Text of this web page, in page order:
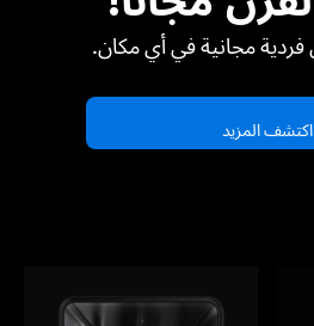
مجانية في أي مكان.
اكتشف المزيد